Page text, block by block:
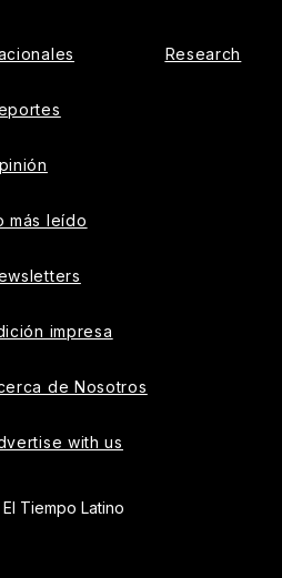
más leído
impresa
de Nosotros
with us
Research
Tiempo Latino